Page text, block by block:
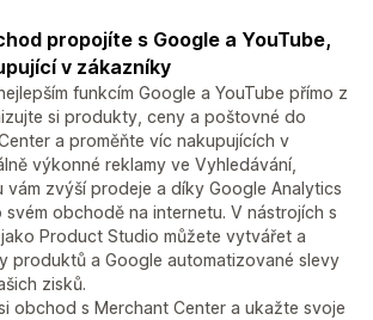
propojíte s Google a YouTube,
v zákazníky
funkcím Google a YouTube přímo z
si produkty, ceny a poštovné do
a proměňte víc nakupujících v
výkonné reklamy ve Vyhledávání,
vám zvýší prodeje a díky Google Analytics
obchodě na internetu. V nástrojích s
Product Studio můžete vytvářet a
produktů a Google automatizované slevy
zisků.
obchod s Merchant Center a ukažte svoje